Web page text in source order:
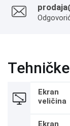
Ekran
veličina
Ekran